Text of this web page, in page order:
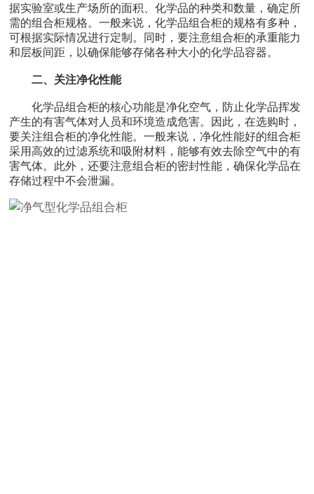
据实验室或生产场所的面积、化学品的种类和数量，确定所
需的组合柜规格。一般来说，化学品组合柜的规格有多种，
可根据实际情况进行定制。同时，要注意组合柜的承重能力
和层板间距，以确保能够存储各种大小的化学品容器。
二、关注净化性能
化学品组合柜的核心功能是净化空气，防止化学品挥发
产生的有害气体对人员和环境造成危害。因此，在选购时，
要关注组合柜的净化性能。一般来说，净化性能好的组合柜
采用高效的过滤系统和吸附材料，能够有效去除空气中的有
害气体。此外，还要注意组合柜的密封性能，确保化学品在
存储过程中不会泄漏。